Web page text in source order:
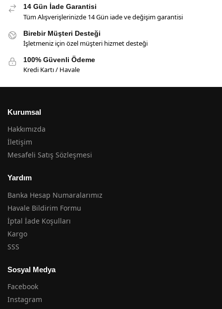
14 Gün İade Garantisi
Tüm Alışverişlerinizde 14 Gün iade ve değişim garantisi
Birebir Müşteri Desteği
İşletmeniz için özel müşteri hizmet desteği
100% Güvenli Ödeme
Kredi Kartı / Havale
Kurumsal
Hakkımızda
İletişim
Mesafeli Satış Sözleşmesi
Yardım
Banka Hesap Numaralarımız
Havale Bildirim Formu
İptal İade Koşulları
Kargo
SSS
Sosyal Medya
Facebook
Instagram